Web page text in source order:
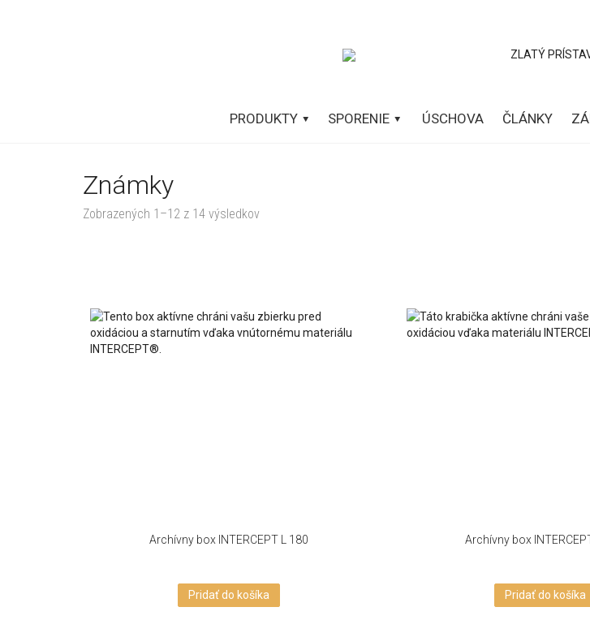
PRODUKTY SPORENIE ÚSCHOVA ČLÁNKY
Známky
Zobrazených 1–12 z 14 výsledkov
Archívny box INTERCEPT L 180
Pridať do košíka
Archívny box
Pridať do košíka